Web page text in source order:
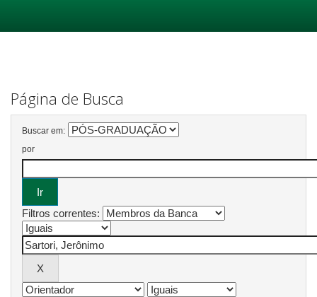
Página de Busca
Buscar em:
por
Filtros correntes: